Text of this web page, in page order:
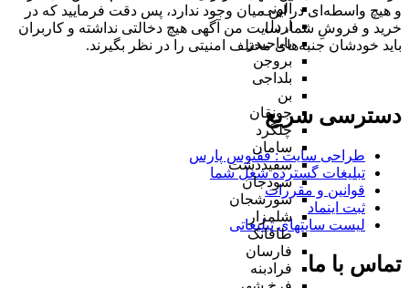
آلونی
اردل
باباحیدر
بروجن
بلداجی
بن
جونقان
چلگرد
سامان
سفیددشت
سودجان
سورشجان
شلمزار
طاقانک
فارسان
فرادبنه
و هیچ واسطه‌ای در این میان وجود ندارد، پس دقت فرمایید که در
خرید و فروشِ شما، سایت من آگهی هیچ دخالتی نداشته و کاربران
باید خودشان جنبه‌های مختلف امنیتی را در نظر بگیرند.
دسترسی سریع
طراحی سایت :‌ ققنوس پارس
تبلیغات گسترده شغل شما
قوانین و مقررات
ثبت اینماد
لیست سایتهای تبلیغاتی
تماس با ما